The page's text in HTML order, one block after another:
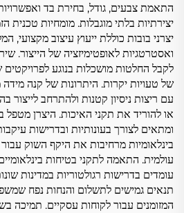
התאמת צבעים, גודל, בחירת בד
יצירתיות בלתי מוגבלות. מומחיות
יצרני בובות כוללת ייעוץ עיצוב מקצועי,
ואסטרטגיות לאופטימיזציה של הייצור.
של טעויות יקרות. היתרונות של קנה
עם ריצות ניסיון קטנות ולהתרחב לייצור
או להוריד את תקני האיכות. היצרן מטפל
ומתאים לצורך בעונותיות ובדרישות
בינלאומיות מרחיבות את היקף השוק
עולמית. התאמה לתקני בטיחות
עומדים בדרישות רגולטוריות במדינות
תנאים גמישים לתשלום והנחות נפח
המזומנים עבור לקוחות עסקיים. תמיכה